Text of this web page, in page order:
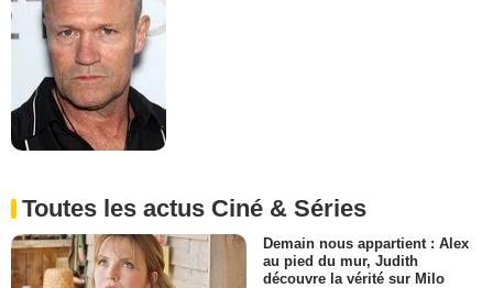
Toutes les actus Ciné & Séries
Demain nous appartient : Alex
au pied du mur, Judith
découvre la vérité sur Milo